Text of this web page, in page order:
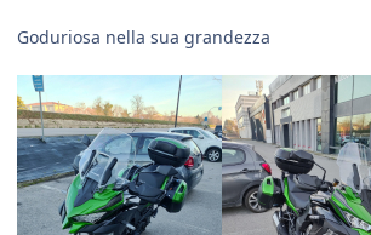
Goduriosa nella sua grandezza